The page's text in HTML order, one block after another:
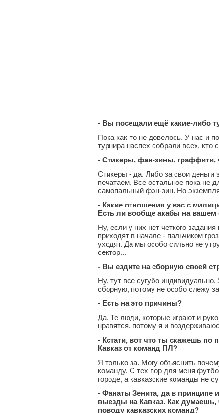
- Вы посещали ещё какие-либо
Пока как-то не довелось. У нас и
турнира наспех собрали всех, кто
- Стикеры, фан-зины, граффити,
Стикеры - да. Либо за свои деньги
печатаем. Все остальное пока не
самопальный фэн-зин. Но
- Какие отношения у вас с
Есть ли вообще акабы на вашем
Ну, если у них нет четкого
приходят в начале - пальчиком
уходят. Да мы особо сильно не
сектор...
- Вы ездите на сборную своей
Ну, тут все сугубо
сборную, потому не особо слежу
- Есть на это причины?
Да. Те люди, которые играют и
нравятся. потому я и
- Кстати, вот что ты скажешь по
Кавказ от команд ПЛ?
Я только за. Могу объяснить
команду. С тех пор для меня
городе, а кавказские команды не
- Фанаты Зенита, да в принципе
выезды на Кавказ. Как думаешь,
поводу кавказских команд?